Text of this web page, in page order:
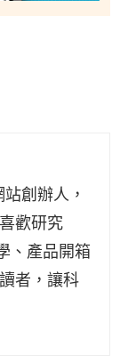
創辦人，
歡研究
、產品開箱
者，讓科